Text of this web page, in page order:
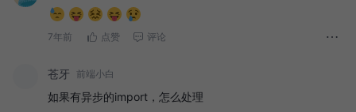
7年前 点赞 评论
苍牙 前端小白
如果有异步的import，怎么处理